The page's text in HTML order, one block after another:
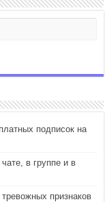
подписок на
в группе и в
признаков